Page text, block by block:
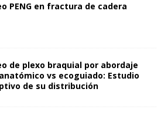
PENG en fractura de cadera
de plexo braquial por abordaje
vs ecoguiado: Estudio
de su distribución